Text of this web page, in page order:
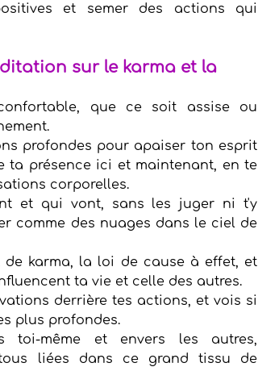
et semer des actions qui
sur le karma et la
que ce soit assise ou
profondes pour apaiser ton esprit
ta présence ici et maintenant, en te
corporelles.
et qui vont, sans les juger ni t'y
comme des nuages dans le ciel de
karma, la loi de cause à effet, et
ta vie et celle des autres.
derrière tes actions, et vois si
plus profondes.
même et envers les autres,
liées dans ce grand tissu de